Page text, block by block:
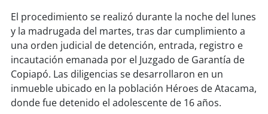
soyvalparaíso
soyquillota
soysanantonio
El procedimiento se realizó durante la noche del lunes
y la madrugada del martes, tras dar cumplimiento a
una orden judicial de detención, entrada, registro e
incautación emanada por el Juzgado de Garantía de
Copiapó. Las diligencias se desarrollaron en un
inmueble ubicado en la población Héroes de Atacama,
donde fue detenido el adolescente de 16 años.